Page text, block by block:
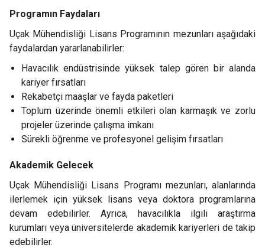
Programın Faydaları
Uçak Mühendisliği Lisans Programının mezunları aşağıdaki
faydalardan yararlanabilirler:
Havacılık endüstrisinde yüksek talep gören bir alanda
kariyer fırsatları
Rekabetçi maaşlar ve fayda paketleri
Toplum üzerinde önemli etkileri olan karmaşık ve zorlu
projeler üzerinde çalışma imkanı
Sürekli öğrenme ve profesyonel gelişim fırsatları
Akademik Gelecek
Uçak Mühendisliği Lisans Programı mezunları, alanlarında
ilerlemek için yüksek lisans veya doktora programlarına
devam edebilirler. Ayrıca, havacılıkla ilgili araştırma
kurumları veya üniversitelerde akademik kariyerleri de takip
edebilirler.